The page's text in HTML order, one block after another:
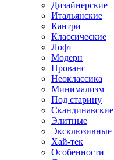
Дизайнерские
Итальянские
Кантри
Классические
Лофт
Модерн
Прованс
Неоклассика
Минимализм
Под старину
Скандинавские
Элитные
Эксклюзивные
Хай-тек
Особенности